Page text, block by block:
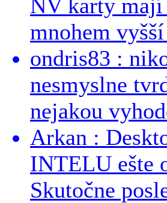
NV karty mají
mnohem
ondris83 :
nesmyslne
nejakou
Arkan :
INTELU ešte
Skutočne